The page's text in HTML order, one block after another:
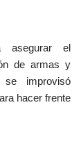
asegurar el
de armas y
improvisó
hacer frente